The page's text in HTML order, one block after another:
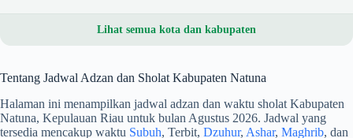
Lihat semua kota dan kabupaten
Tentang Jadwal Adzan dan Sholat Kabupaten Natuna
Halaman ini menampilkan jadwal adzan dan waktu sholat Kabupaten
Natuna, Kepulauan Riau untuk bulan Agustus 2026. Jadwal yang
tersedia mencakup waktu Subuh, Terbit, Dzuhur, Ashar, Maghrib, dan